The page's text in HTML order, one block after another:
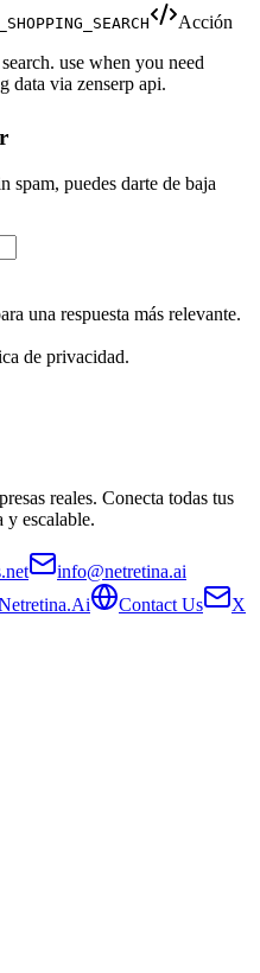
Acción
use when you need
data via zenserp api.
spam, puedes darte de baja
una respuesta más relevante.
de privacidad.
reales. Conecta todas tus
y escalable.
info@netretina.ai
Contact Us X